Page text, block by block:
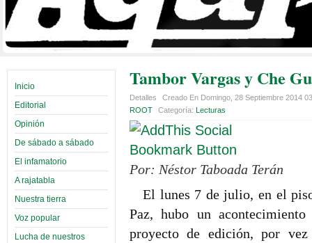
Inicio
Editorial
Opinión
De sábado a sábado
El infamatorio
A rajatabla
Nuestra tierra
Voz popular
Lucha de nuestros
Tambor Vargas y Che
Detalles
Creado En Domingo, 28 Septiembre 2014
ROOT
Categoría: Lecturas
Por: Néstor Taboada Terán
El lunes 7 de julio, en el
Paz, hubo un
proyecto de edición, por